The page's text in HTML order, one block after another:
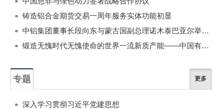
铸造铝合金期货交易一周年服务实体功能初显
中铝集团董事长段向东与蒙古国副总理诺木泰巴亚尔举行会谈
锻造无愧时代无愧使命的世界一流新质产能——中国有色金属工业的战略应对与破局之道（二）
专题 更多
深入学习贯彻习近平党建思想